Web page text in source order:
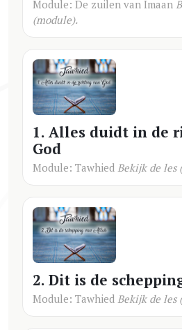
Module: De zuilen van Imaan
(module).
1. Alles duidt in de
God
Module: Tawhied Bekijk de les
2. Dit is de
Module: Tawhied Bekijk de les